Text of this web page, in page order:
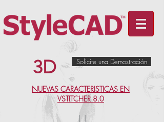
3D Solicite una Demostración
NUEVAS CARACTERISTICAS EN
VSTITCHER 8.0